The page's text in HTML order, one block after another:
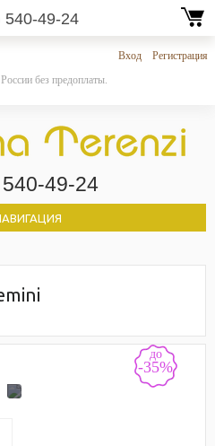
540-49-24
Вход
Регистрация
без предоплаты.
49-24
до
-35%